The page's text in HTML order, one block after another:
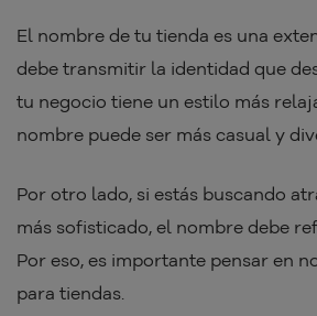
El nombre de tu tienda es una
debe transmitir la identidad que
tu negocio tiene un estilo más
nombre puede ser más casual y
Por otro lado, si estás buscando
más sofisticado, el nombre debe
Por eso, es importante pensar en
para tiendas.